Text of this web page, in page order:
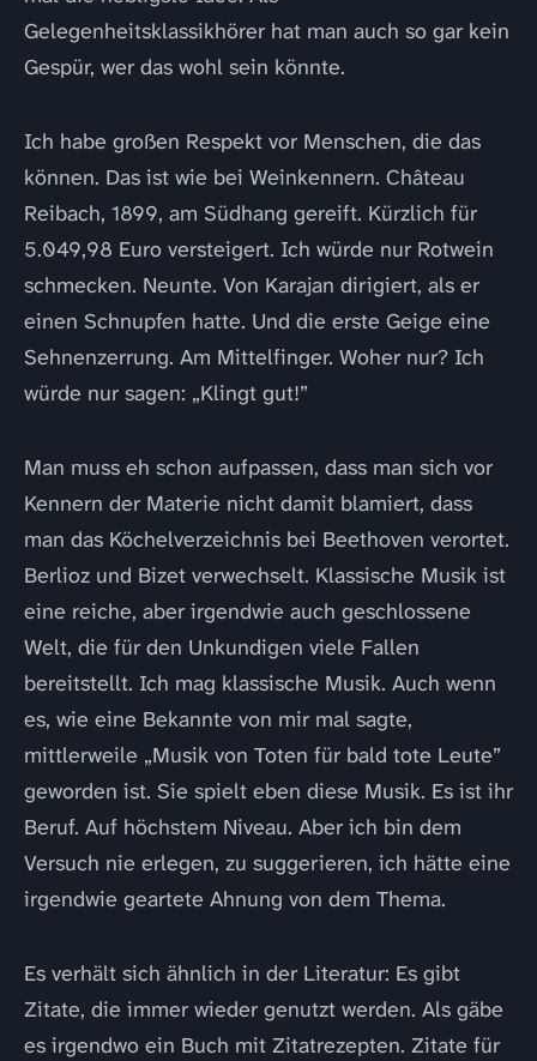
Gelegenheitsklassikhörer hat man auch so gar kein
Gespür, wer das wohl sein könnte.
Ich habe großen Respekt vor Menschen, die das
können. Das ist wie bei Weinkennern. Château
Reibach, 1899, am Südhang gereift. Kürzlich für
5.049,98 Euro versteigert. Ich würde nur Rotwein
schmecken. Neunte. Von Karajan dirigiert, als er
einen Schnupfen hatte. Und die erste Geige eine
Sehnenzerrung. Am Mittelfinger. Woher nur? Ich
würde nur sagen: „Klingt gut!”
Man muss eh schon aufpassen, dass man sich vor
Kennern der Materie nicht damit blamiert, dass
man das Köchelverzeichnis bei Beethoven verortet.
Berlioz und Bizet verwechselt. Klassische Musik ist
eine reiche, aber irgendwie auch geschlossene
Welt, die für den Unkundigen viele Fallen
bereitstellt. Ich mag klassische Musik. Auch wenn
es, wie eine Bekannte von mir mal sagte,
mittlerweile „Musik von Toten für bald tote Leute”
geworden ist. Sie spielt eben diese Musik. Es ist ihr
Beruf. Auf höchstem Niveau. Aber ich bin dem
Versuch nie erlegen, zu suggerieren, ich hätte eine
irgendwie geartete Ahnung von dem Thema.
Es verhält sich ähnlich in der Literatur: Es gibt
Zitate, die immer wieder genutzt werden. Als gäbe
es irgendwo ein Buch mit Zitatrezepten. Zitate für